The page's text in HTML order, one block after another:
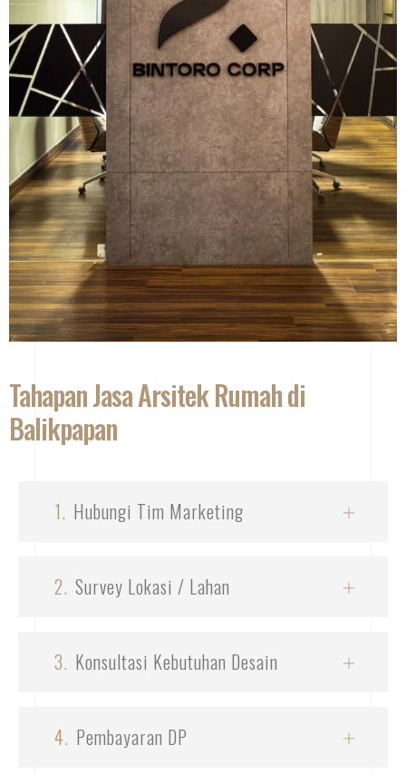
Tahapan Jasa Arsitek Rumah di
Balikpapan
1. Hubungi Tim Marketing
2. Survey Lokasi / Lahan
3. Konsultasi Kebutuhan Desain
4. Pembayaran DP